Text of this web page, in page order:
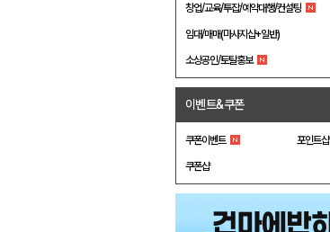
창업/교육/투잡/예약대행/컨설팅
임대/매매(마사지샵+일반)
소상공인/토탈홍보
이벤트&쿠폰
쿠폰이벤트 포인트샵
쿠폰샵